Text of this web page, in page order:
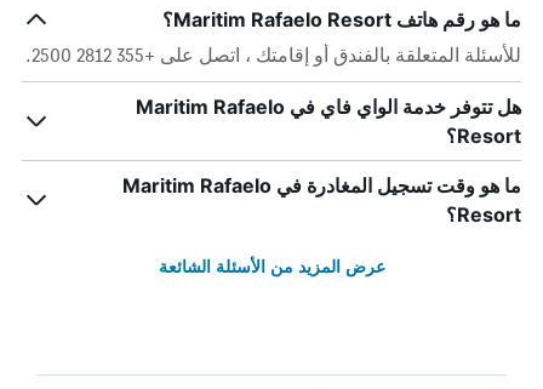
ما هو رقم هاتف Maritim Rafaelo Resort؟
للأسئلة المتعلقة بالفندق أو إقامتك ، اتصل على +355 2812 2500.
هل تتوفر خدمة الواي فاي في Maritim Rafaelo
Resort؟
ما هو وقت تسجيل المغادرة في Maritim Rafaelo
Resort؟
عرض المزيد من الأسئلة الشائعة